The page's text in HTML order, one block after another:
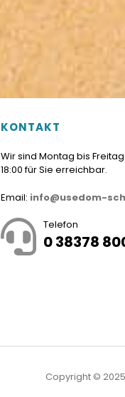
KONTAKT
Wir sind Montag bis Freitag
18:00 für Sie erreichbar.
Email: info@usedom-
Telefon
0 38378
Copyright ©